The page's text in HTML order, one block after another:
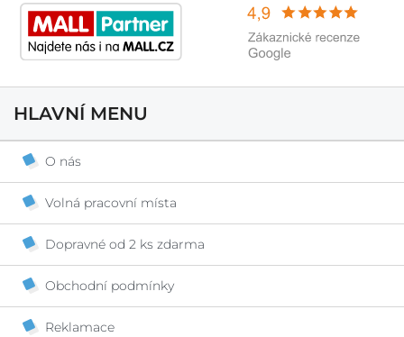
HLAVNÍ MENU
O nás
Volná pracovní místa
Dopravné od 2 ks zdarma
Obchodní podmínky
Reklamace